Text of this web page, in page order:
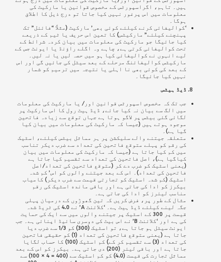
ہیں۔
تاہم، اگراسپورٹس کے مخصوص قوانین یا مارکیٹ کی
معلومات میں اس پرغور نہیں کیا جاتا تو درج ذیل کا اطلاق
ہوگا۔
‘کوالیفائی کرنے کیلئے کوئی بھی’ مارکیٹ (مثلاً “فائنل” تک
پہنچنے کیلئے” مارکیٹس) کا تعین اس حریف یا ٹیم کے ذریعے
کیا جائیگا جو مارکیٹ کی معلومات میں بیان کردہ شرائط کے
تحت کوالیفائی کرتی ہے، چاہے وہ اگلے راؤنڈ یا ایونٹ جس کے
لیے انہوں نے کوالیفائی کیا ہو میں حصہ لیں یا نہ لیں۔
مارکیٹس کوالیفائنگ مرحلے کے بعد سیٹل کی جائیں گی اور اس
کے بعد کی کوئی بھی نا اہلی یا نتیجہ میں ترمیم کو شمار
نہیں کیا جائیگا۔
ڈیڈ ہیٹس
جب تک کہ مخصوص اسپورٹس قوانین اور/ یا مارکیٹ کی معلومات
میں الگ سے بیان نہ کیا جائے، ڈیڈ ہیٹ رول کا اس مارکیٹ پر
لگائی گئی بیٹس پر لاگو ہوتا ہے جہاں توقع سے زیادہ فاتحین
موجود ہوتے ہیں (جیسا کہ مارکیٹ کی معلومات میں بیان کیا
گیا ہے)۔
متعلقہ جیتنے والے سلیکشن پر ہر مماثل بیٹس کیلئے، اسٹیک
کی رقم کو پہلے متوقع فاتحین کی تعداد سے ضرب دیکر تناسب
میں کم کیا جاتا ہے (جیسا کہ مارکیٹ کی معلومات میں بیان
کیاگیا ہے)، اصل فاتحین کی تعداد سے تقسیم کیا جاتا ہے
(یعنی اسٹیک کو ضرب دے کر (متوقع فاتحین کی تعداد/اصل
فاتحین کی تعداد)۔ اس کے بعد جیتنے والوں کو اس’ کم شدہ
اسٹیک (کم شدہ اسٹیک کو تجارتی قیمت سے ضرب دیکر) کامیاب
بیکرز کو ادا کی جاتی ہے اور باقی مانده اسٹیک کی رقم
مناسب لیئرز کو ادا کی جاتی ہے۔
مثال کے طور پر، فرض کریں کہ تین گھوڑوں کے درمیان پہلی
جگہ لینے کیلئے ڈیڈ ہیٹ ہے۔ ‘کلائنٹ A’ نے 4.0 کی ٹریڈ شدہ
قیمت پر 300 کے اسٹیک پر جیتنے والوں میں سے ایک کی حمایت
کی ہے اور ‘کلائنٹ B’ نے اس بیٹ کی دوسری سائیڈ اپنائی ہے۔ جب
ایونٹ سیٹل ہو جاتا ہے، تو اسٹیک (300) کو 1/3 سے ضرب دیا
جاتا ہے (یعنی متوقع فاتحین کی تعداد (1) کو حقیقی فاتحین
کی تعداد (3) سے تقسیم کر کے) کم اسٹیک (100) کا حساب لگایا
جاتا ہے اور باقی لیئر (200) دی جاتی ہے۔
بیکرز کو اس کے بعد
مماثل تجارت کی قیمت (4.0) کو کم اسٹیک سے (400 = 4 × 100) سے